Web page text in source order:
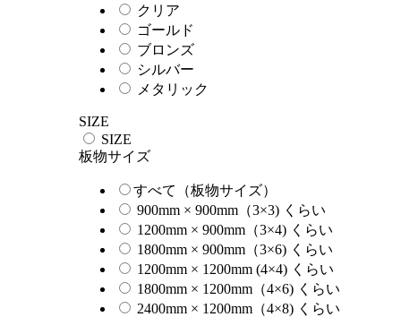
クリア
ゴールド
ブロンズ
シルバー
メタリック
SIZE
SIZE
板物サイズ
すべて（板物サイズ）
900mm × 900mm（3×3) くらい
1200mm × 900mm（3×4) くらい
1800mm × 900mm（3×6) くらい
1200mm × 1200mm (4×4) くらい
1800mm × 1200mm（4×6) くらい
2400mm × 1200mm（4×8) くらい